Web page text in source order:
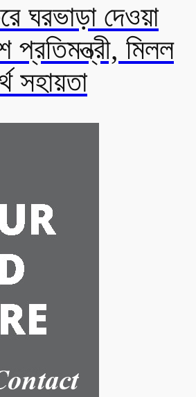
ঘরভাড়া দেওয়া
প্রতিমন্ত্রী, মিলল
সহায়তা